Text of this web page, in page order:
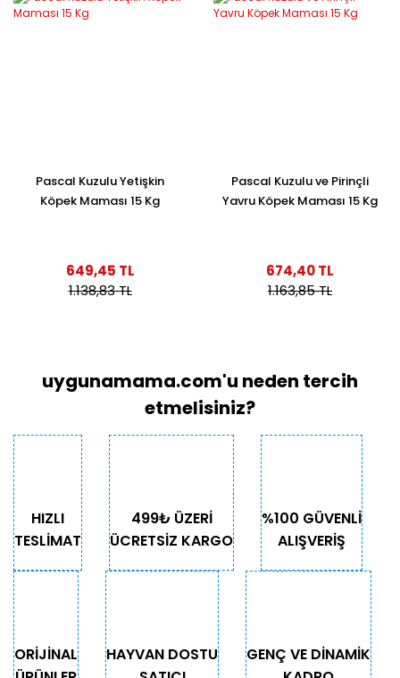
Pascal Kuzulu Yetişkin
Köpek Maması 15 Kg
649,45 TL
1.138,83 TL
Pascal Kuzulu ve Pirinçli
Yavru Köpek Maması 15 Kg
674,40 TL
1.163,85 TL
uygunamama.com'u neden tercih
etmelisiniz?
HIZLI
TESLİMAT
499₺ ÜZERİ
ÜCRETSİZ KARGO
%100 GÜVENLİ
ALIŞVERİŞ
ORİJİNAL
HAYVAN DOSTU
GENÇ VE DİNAMİK